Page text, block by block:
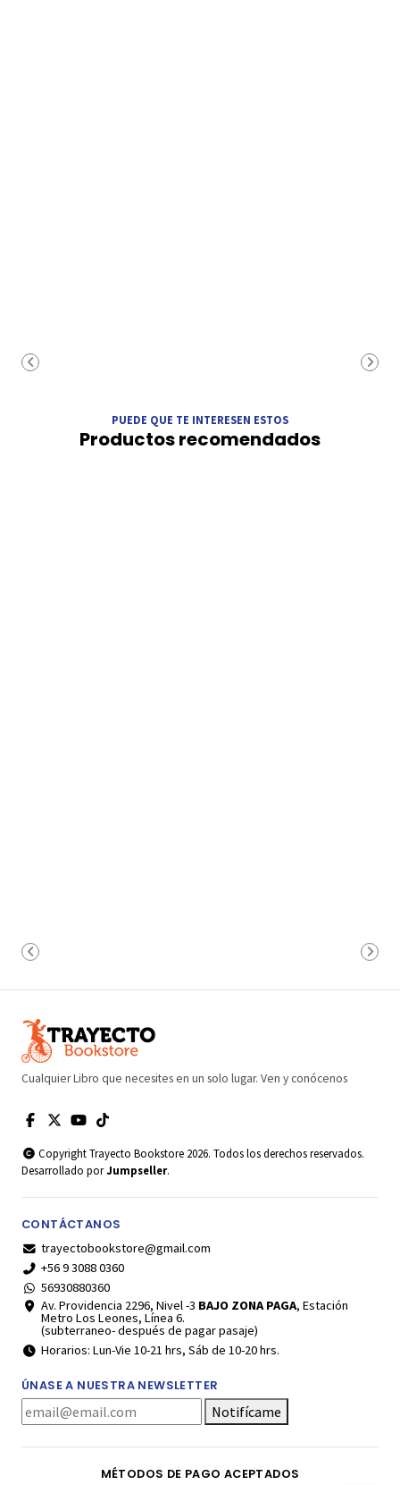
PUEDE QUE TE INTERESEN ESTOS
Productos recomendados
Cualquier Libro que necesites en un solo lugar. Ven y conócenos
Copyright Trayecto Bookstore 2026. Todos los derechos reservados.
Desarrollado porJumpseller.
CONTÁCTANOS
trayectobookstore@gmail.com
+56 9 3088 0360
56930880360
Av. Providencia 2296, Nivel -3 BAJO ZONA PAGA, Estación
Metro Los Leones, Línea 6.
(subterraneo- después de pagar pasaje)
Horarios: Lun-Vie 10-21 hrs, Sáb de 10-20 hrs.
ÚNASE A NUESTRA NEWSLETTER
Notifícame
MÉTODOS DE PAGO ACEPTADOS